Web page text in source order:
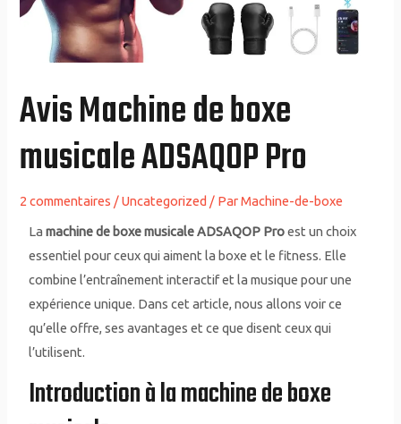
Avis Machine de boxe
musicale ADSAQOP Pro
2 commentaires /Uncategorized / ParMachine-de-boxe
Lamachine de boxe musicale ADSAQOP Proest un choix
essentiel pour ceux qui aiment la boxe et le fitness. Elle
combine l’entraînement interactif et la musique pour une
expérience unique. Dans cet article, nous allons voir ce
qu’elle offre, ses avantages et ce que disent ceux qui
l’utilisent.
Introduction à la machine de boxe